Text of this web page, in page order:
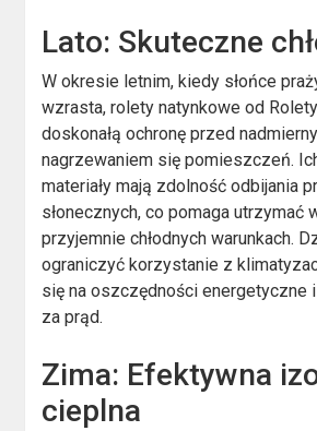
Lato: Skuteczne
W okresie letnim, kiedy słońce
wzrasta, rolety natynkowe od
doskonałą ochronę przed
nagrzewaniem się pomieszczeń.
materiały mają zdolność odbijania
słonecznych, co pomaga utrzymać
przyjemnie chłodnych warunkach.
ograniczyć korzystanie z
się na oszczędności energetyczne
za prąd.
Zima: Efektywna
cieplna